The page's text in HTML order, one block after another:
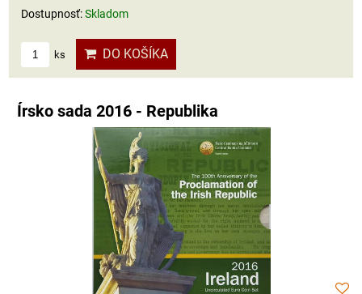
Dostupnosť:Skladom
ks DO KOŠÍKA
Írsko sada 2016 - Republika